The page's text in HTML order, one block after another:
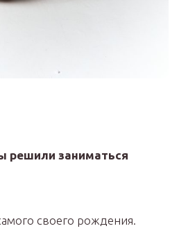
решили заниматься
своего рождения.